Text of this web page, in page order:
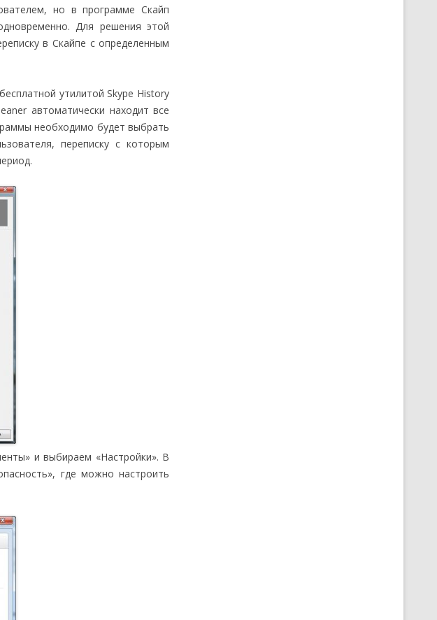
но в программе Скайп
Для решения этой
в Скайпе с определенным
утилитой Skype History
автоматически находит все
необходимо будет выбрать
переписку с которым
и выбираем «Настройки». В
где можно настроить